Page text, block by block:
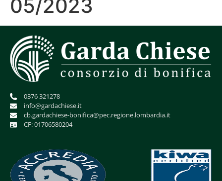
05/2023
0376 321278
info@gardachiese.it
cb.gardachiese-bonifica@pec.regione.lombardia.it
CF: 01706580204